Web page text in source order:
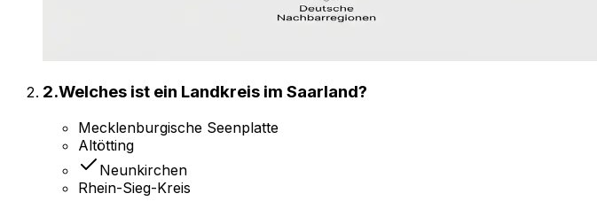
2.Welches ist ein Landkreis im Saarland?
Mecklenburgische Seenplatte
Altötting
Neunkirchen
Rhein-Sieg-Kreis